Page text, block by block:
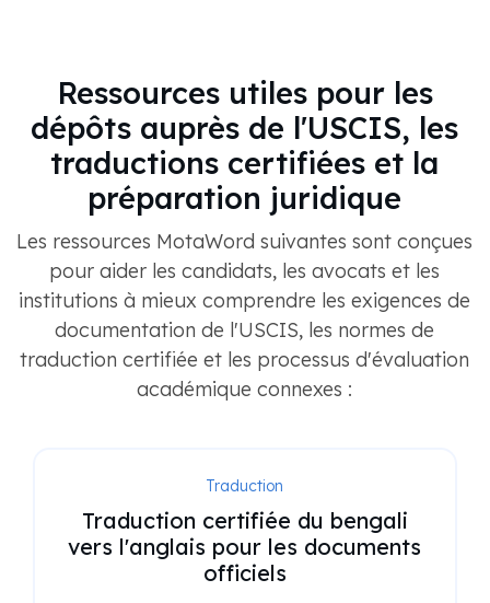
Ressources utiles pour les
dépôts auprès de l'USCIS, les
traductions certifiées et la
préparation juridique
Les ressources MotaWord suivantes sont conçues
pour aider les candidats, les avocats et les
institutions à mieux comprendre les exigences de
documentation de l'USCIS, les normes de
traduction certifiée et les processus d'évaluation
académique connexes :
Traduction
Traduction certifiée du bengali
vers l'anglais pour les documents
officiels